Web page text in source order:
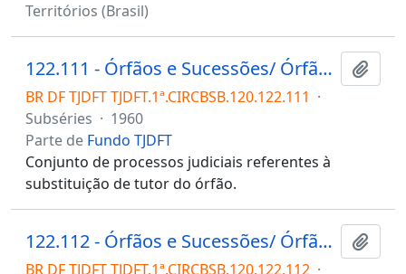
Territórios (Brasil)
122.111 - Órfãos e Sucessões/ Órfãos/ Tutela/ Substituição de tutor
BR DF TJDFT TJDFT.1ª.CIRCBSB.120.122.111 ·
Subséries · 1960
Parte de Fundo TJDFT
Conjunto de processos judiciais referentes à
substituição de tutor do órfão.
122.112 - Órfãos e Sucessões/ Órfãos/ Tutela/ Remoção de tutor
BR DF TJDFT TJDFT.1ª.CIRCBSB.120.122.112 ·